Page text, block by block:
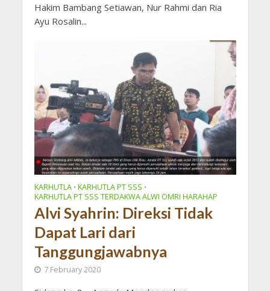
Hakim Bambang Setiawan, Nur Rahmi dan Ria
Ayu Rosalin...
KARHUTLA • KARHUTLA PT SSS •
KARHUTLA PT SSS TERDAKWA ALWI OMRI HARAHAP
Alvi Syahrin: Direksi Tidak
Dapat Lari dari
Tanggungjawabnya
7 February 2020